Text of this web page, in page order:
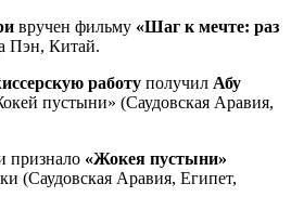
вручен фильму «Шаг к мечте: раз
Пэн, Китай.
работу получил Абу
пустыни» (Саудовская Аравия,
признало «Жокея пустыни»
(Саудовская Аравия, Египет,